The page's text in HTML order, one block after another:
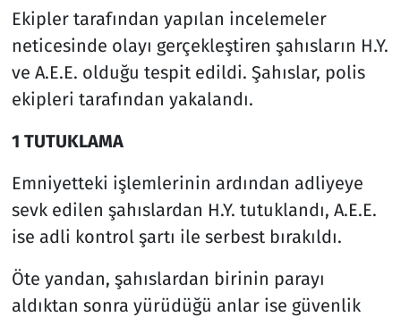
Ekipler tarafından yapılan incelemeler
neticesinde olayı gerçekleştiren şahısların H.Y.
ve A.E.E. olduğu tespit edildi. Şahıslar, polis
ekipleri tarafından yakalandı.
1 TUTUKLAMA
Emniyetteki işlemlerinin ardından adliyeye
sevk edilen şahıslardan H.Y. tutuklandı, A.E.E.
ise adli kontrol şartı ile serbest bırakıldı.
Öte yandan, şahıslardan birinin parayı
aldıktan sonra yürüdüğü anlar ise güvenlik